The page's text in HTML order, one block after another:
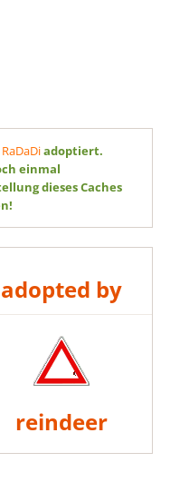
RaDaDiadoptiert.
einmal
dieses Caches
adopted by
reindeer